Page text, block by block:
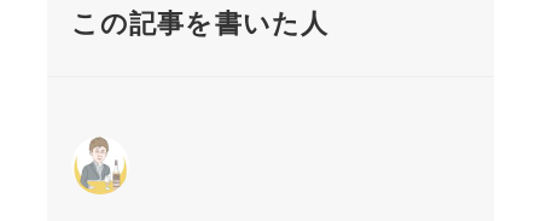
この記事を書いた人